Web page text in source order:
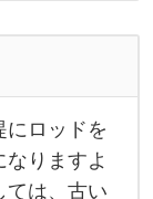
にロッドを
りますよ
ては、古い